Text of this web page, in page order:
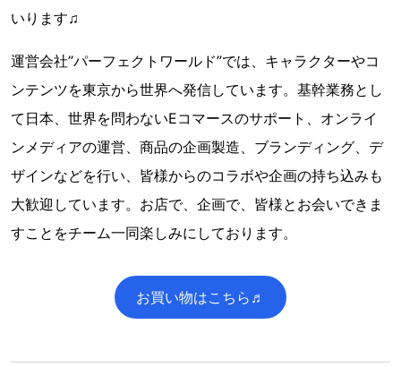
いります♫
運営会社”パーフェクトワールド”では、キャラクターやコ
ンテンツを東京から世界へ発信しています。基幹業務とし
て日本、世界を問わないEコマースのサポート、オンライ
ンメディアの運営、商品の企画製造、ブランディング、デ
ザインなどを行い、皆様からのコラボや企画の持ち込みも
大歓迎しています。お店で、企画で、皆様とお会いできま
すことをチーム一同楽しみにしております。
お買い物はこちら♬